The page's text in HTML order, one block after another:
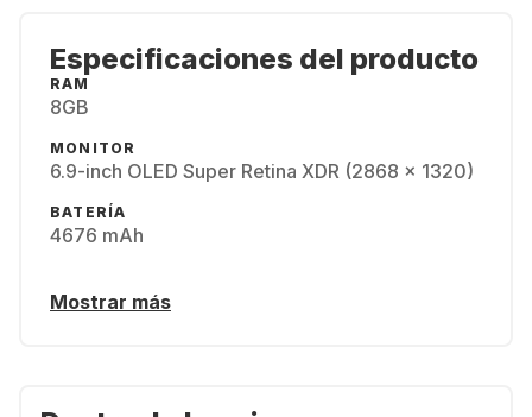
Especificaciones del producto
RAM
8GB
MONITOR
6.9-inch OLED Super Retina XDR (2868 x 1320)
BATERÍA
4676 mAh
Mostrar más